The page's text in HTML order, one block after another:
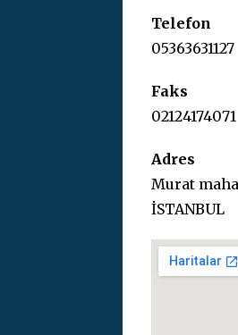
Telefon
05363631127
Faks
02124174071
Adres
Murat
İSTANBUL